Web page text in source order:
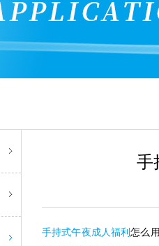
手
手持式午夜成人福利怎么用